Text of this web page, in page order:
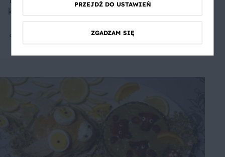
koleslawem
PRZEJDŹ DO USTAWIEŃ
ZGADZAM SIĘ